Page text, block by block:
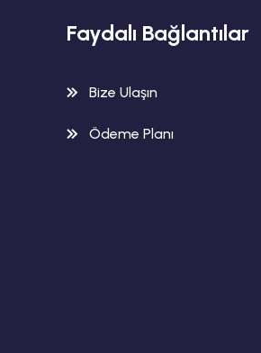
Faydalı Bağlantılar
Bize Ulaşın
Ödeme Planı